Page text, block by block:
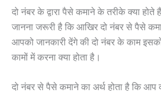
दो नंबर के द्वारा पैसे कमाने के तरीके क्या
जानना जरूरी है कि आखिर दो नंबर से पैसे
आपको जानकारी देंगे की दो नंबर के काम
कामों में करना क्या होता है।
दो नंबर से पैसे कमाने का अर्थ होता है कि